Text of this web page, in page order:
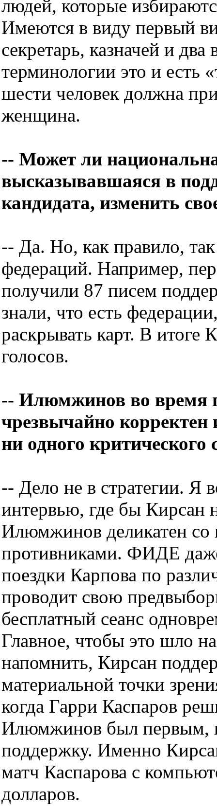
людей, которые
Имеются в виду первый
секретарь, казначей и
терминологии это и есть
шести человек должна
женщина.
-- Может ли
высказывавшаяся в
кандидата, изменить
-- Да. Но, как правило,
федераций. Например,
получили 87 писем
знали, что есть
раскрывать карт. В итоге
голосов.
-- Илюмжинов во время
чрезвычайно корректен
ни одного критического
-- Дело не в стратегии. Я
интервью, где бы Кирсан
Илюмжинов деликатен со
противниками. ФИДЕ
поездки Карпова по
проводит свою
бесплатный сеанс
Главное, чтобы это шло
напомнить, Кирсан
материальной точки
когда Гарри Каспаров
Илюмжинов был первым,
поддержку. Именно
матч Каспарова с
долларов.